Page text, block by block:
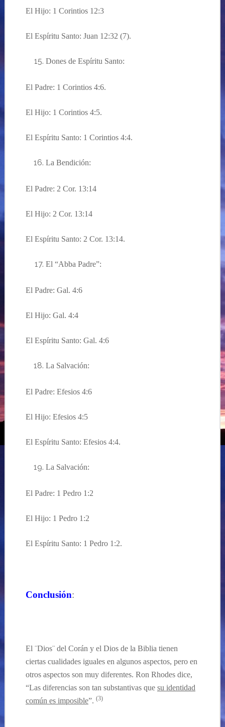
El Hijo: 1 Corintios 12:3
El Espíritu Santo: Juan 12:32 (7).
Dones de Espíritu Santo:
El Padre: 1 Corintios 4:6.
El Hijo: 1 Corintios 4:5.
El Espíritu Santo: 1 Corintios 4:4.
La Bendición:
El Padre: 2 Cor. 13:14
El Hijo: 2 Cor. 13:14
El Espíritu Santo: 2 Cor. 13:14.
El “Abba Padre”:
El Padre: Gal. 4:6
El Hijo: Gal. 4:4
El Espíritu Santo: Gal. 4:6
La Salvación:
El Padre: Efesios 4:6
El Hijo: Efesios 4:5
El Espíritu Santo: Efesios 4:4.
La Salvación:
El Padre: 1 Pedro 1:2
El Hijo: 1 Pedro 1:2
El Espíritu Santo: 1 Pedro 1:2.
Conclusión:
El ¨Dios¨ del Corán y el Dios de la Biblia tienen
ciertas cualidades iguales en algunos aspectos, pero en
otros aspectos son muy diferentes. Ron Rhodes dice,
“Las diferencias son tan substantivas que su identidad
común es imposible”. (3)